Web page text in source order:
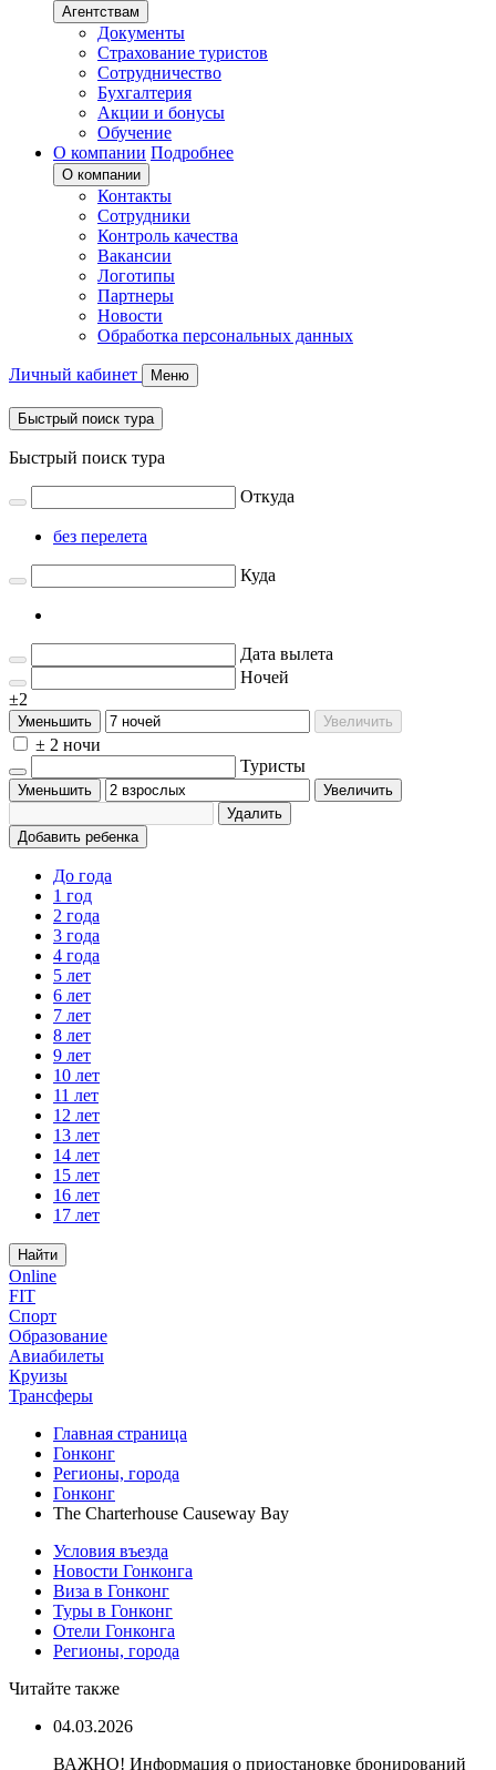
Агентствам
Документы
Страхование туристов
Сотрудничество
Бухгалтерия
Акции и бонусы
Обучение
О компании Подробнее
О компании
Контакты
Сотрудники
Контроль качества
Вакансии
Логотипы
Партнеры
Новости
Обработка персональных данных
Личный кабинет Меню
Быстрый поиск тура
Быстрый поиск тура
Откуда
без перелета
Куда
Дата вылета
Ночей
±2
Уменьшить Увеличить
± 2 ночи
Туристы
Уменьшить
Увеличить
Удалить
Добавить ребенка
До года
1 год
2 года
3 года
4 года
5 лет
6 лет
7 лет
8 лет
9 лет
10 лет
11 лет
12 лет
13 лет
14 лет
15 лет
16 лет
17 лет
Найти
Online
FIT
Спорт
Образование
Авиабилеты
Круизы
Трансферы
Главная страница
Гонконг
Регионы, города
Гонконг
The Charterhouse Causeway Bay
Условия въезда
Новости Гонконга
Виза в Гонконг
Туры в Гонконг
Отели Гонконга
Регионы, города
Читайте также
04.03.2026
ВАЖНО! Информация о приостановке бронирований